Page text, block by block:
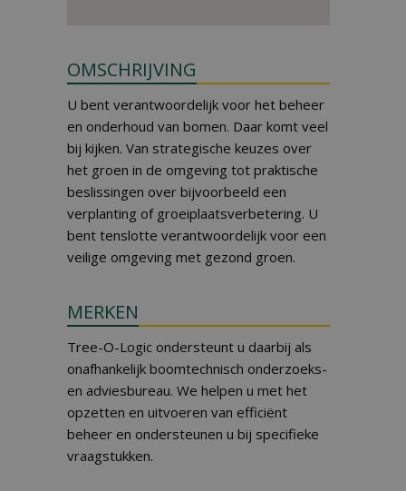
OMSCHRIJVING
U bent verantwoordelijk voor het beheer
en onderhoud van bomen. Daar komt veel
bij kijken. Van strategische keuzes over
het groen in de omgeving tot praktische
beslissingen over bijvoorbeeld een
verplanting of groeiplaatsverbetering. U
bent tenslotte verantwoordelijk voor een
veilige omgeving met gezond groen.
MERKEN
Tree-O-Logic ondersteunt u daarbij als
onafhankelijk boomtechnisch onderzoeks-
en adviesbureau. We helpen u met het
opzetten en uitvoeren van efficiënt
beheer en ondersteunen u bij specifieke
vraagstukken.